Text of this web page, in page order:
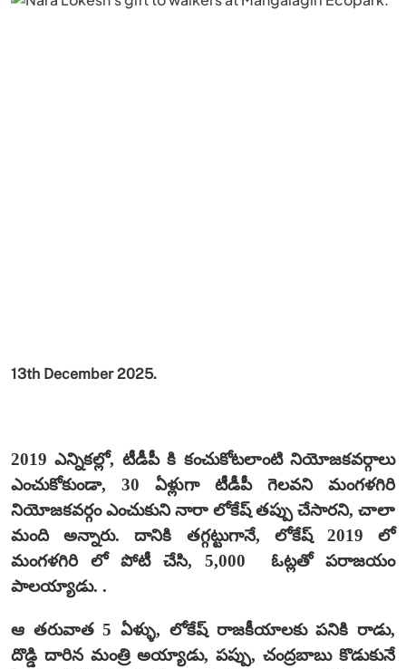
13th December 2025.
2019 ఎన్నికల్లో, టీడీపీ కి కంచుకోటలాంటి నియోజకవర్గాలు
ఎంచుకోకుండా, 30 ఏళ్లుగా టీడీపీ గెలవని మంగళగిరి
నియోజకవర్గం ఎంచుకుని నారా లోకేష్ తప్పు చేసారని, చాలా
మంది అన్నారు. దానికి తగ్గట్టుగానే, లోకేష్ 2019 లో
మంగళగిరి లో పోటీ చేసి, 5,000 ఓట్లతో పరాజయం
పాలయ్యాడు. .
ఆ తరువాత 5 ఏళ్ళు, లోకేష్ రాజకీయాలకు పనికి రాడు,
దొడ్డి దారిన మంత్రి అయ్యాడు, పప్పు, చంద్రబాబు కొడుకునే